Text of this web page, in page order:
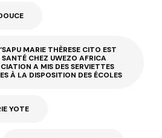
MARIE THÈRESE CITO EST
CHEZ UWEZO AFRICA
A MIS DES SERVIETTES
À LA DISPOSITION DES ÉCOLES
YOTE